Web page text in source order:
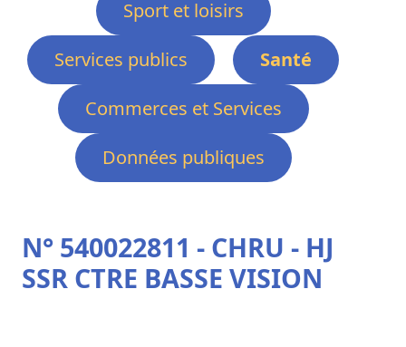
Sport et loisirs
Services publics
Santé
Commerces et Services
Données publiques
N° 540022811 - CHRU - HJ
SSR CTRE BASSE VISION